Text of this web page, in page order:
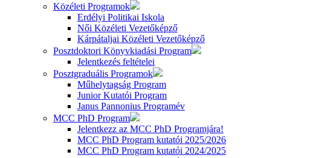
Közéleti Programok
Erdélyi Politikai Iskola
Női Közéleti Vezetőképző
Kárpátaljai Közéleti Vezetőképző
Posztdoktori Könyvkiadási Program
Jelentkezés feltételei
Posztgraduális Programok
Műhelytagság Program
Junior Kutatói Program
Janus Pannonius Programév
MCC PhD Program
Jelentkezz az MCC PhD Programjára!
MCC PhD Program kutatói 2025/2026
MCC PhD Program kutatói 2024/2025